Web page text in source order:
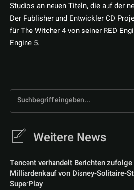
Studios an neuen Titeln, die auf der
Der Publisher und Entwickler CD
für The Witcher 4 von seiner RED
Engine 5.
Suchbegriff eingeben...
Weitere News
Tencent verhandelt Berichten zufolge
Milliardenkauf von Disney-Solitaire-
SuperPlay